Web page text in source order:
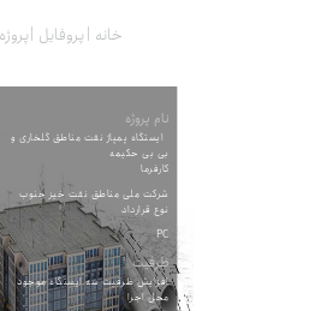
خانه پروفایل
نام پروژه
ایستگاه پمپاژ نفت مناطق گلخاری و
بی بی حکیمه
کارفرما
شرکت ملی مناطق نفت خیز جنوب
نوع قرارداد
PC
ظرفیت
افزایش ظرفیت سه ایستگاه موجود
محل اجرا